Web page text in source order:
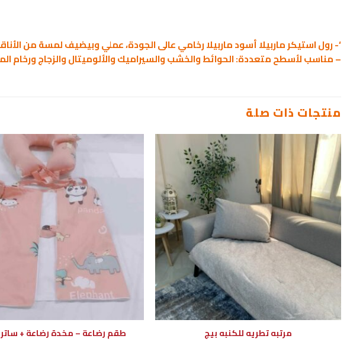
‘- رول استيكر ماربيلا أسود ماربيلا رخامي عالى الجودة، عملي وبيضيف لمسة من
– مناسب لأسطح متعددة: الحوائط والخشب والسيراميك والألوميتال والزجاج
منتجات ذات صلة
مرتبه تطريه للكنبه بيج
طقم رضاعة – مخدة رضاعة +